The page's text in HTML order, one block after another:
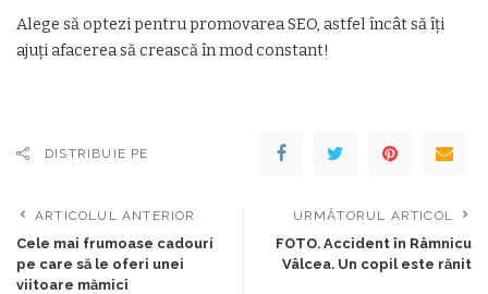
Alege să optezi pentru promovarea SEO, astfel încât să îți
ajuți afacerea să crească în mod constant!
DISTRIBUIE PE
ARTICOLUL ANTERIOR
Cele mai frumoase cadouri
pe care să le oferi unei
viitoare mămici
URMĂTORUL ARTICOL
FOTO. Accident în Râmnicu
Vâlcea. Un copil este rănit